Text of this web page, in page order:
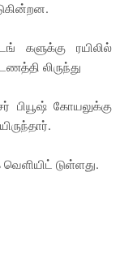
களுக்கு ரயிலில்
லிருந்து
பியூஷ் கோயலுக்கு
டுள்ளது.